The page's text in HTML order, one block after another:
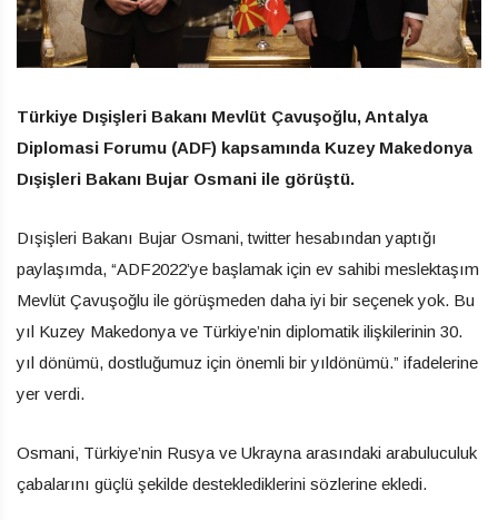
Türkiye Dışişleri Bakanı Mevlüt Çavuşoğlu, Antalya
Diplomasi Forumu (ADF) kapsamında Kuzey Makedonya
Dışişleri Bakanı Bujar Osmani ile görüştü.
Dışişleri Bakanı Bujar Osmani, twitter hesabından yaptığı
paylaşımda, “ADF2022’ye başlamak için ev sahibi meslektaşım
Mevlüt Çavuşoğlu ile görüşmeden daha iyi bir seçenek yok. Bu
yıl Kuzey Makedonya ve Türkiye’nin diplomatik ilişkilerinin 30.
yıl dönümü, dostluğumuz için önemli bir yıldönümü.” ifadelerine
yer verdi.
Osmani, Türkiye’nin Rusya ve Ukrayna arasındaki arabuluculuk
çabalarını güçlü şekilde desteklediklerini sözlerine ekledi.